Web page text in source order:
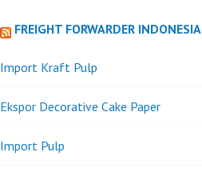
FREIGHT FORWARDER INDONESIA
Import Kraft Pulp
Ekspor Decorative Cake Paper
Import Pulp